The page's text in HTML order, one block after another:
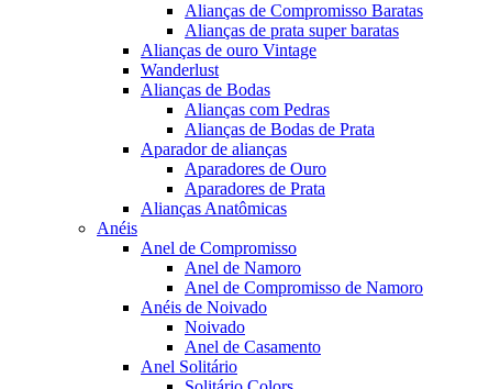
Alianças de Compromisso Baratas
Alianças de prata super baratas
Alianças de ouro Vintage
Wanderlust
Alianças de Bodas
Alianças com Pedras
Alianças de Bodas de Prata
Aparador de alianças
Aparadores de Ouro
Aparadores de Prata
Alianças Anatômicas
Anéis
Anel de Compromisso
Anel de Namoro
Anel de Compromisso de Namoro
Anéis de Noivado
Noivado
Anel de Casamento
Anel Solitário